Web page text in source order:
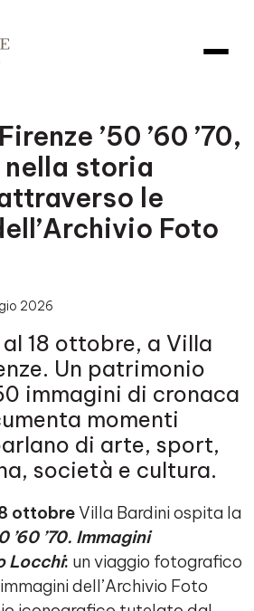
’50 ’60 ’70,
storia
le
Foto
2026
18 ottobre, a Villa
Un patrimonio
immagini di cronaca
momenti
di arte, sport,
società e cultura.
ottobreVilla Bardini ospita la
’60 ’70. Immagini
Locchi: un viaggio fotografico
dell’Archivio Foto